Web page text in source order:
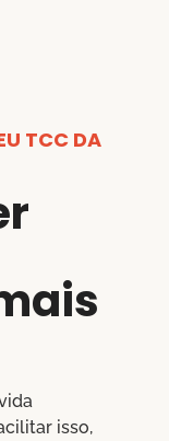
TCC DA
isso,